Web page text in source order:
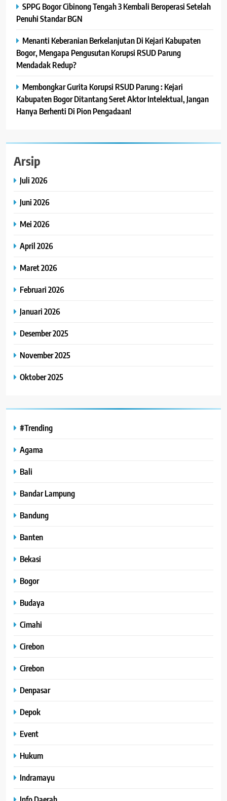
SPPG Bogor Cibinong Tengah 3 Kembali Beroperasi Setelah
Penuhi Standar BGN
Menanti Keberanian Berkelanjutan Di Kejari Kabupaten
Bogor, Mengapa Pengusutan Korupsi RSUD Parung
Mendadak Redup?
Membongkar Gurita Korupsi RSUD Parung : Kejari
Kabupaten Bogor Ditantang Seret Aktor Intelektual, Jangan
Hanya Berhenti Di Pion Pengadaan!
Arsip
Juli 2026
Juni 2026
Mei 2026
April 2026
Maret 2026
Februari 2026
Januari 2026
Desember 2025
November 2025
Oktober 2025
#Trending
Agama
Bali
Bandar Lampung
Bandung
Banten
Bekasi
Bogor
Budaya
Cimahi
Cirebon
Cirebon
Denpasar
Depok
Event
Hukum
Indramayu